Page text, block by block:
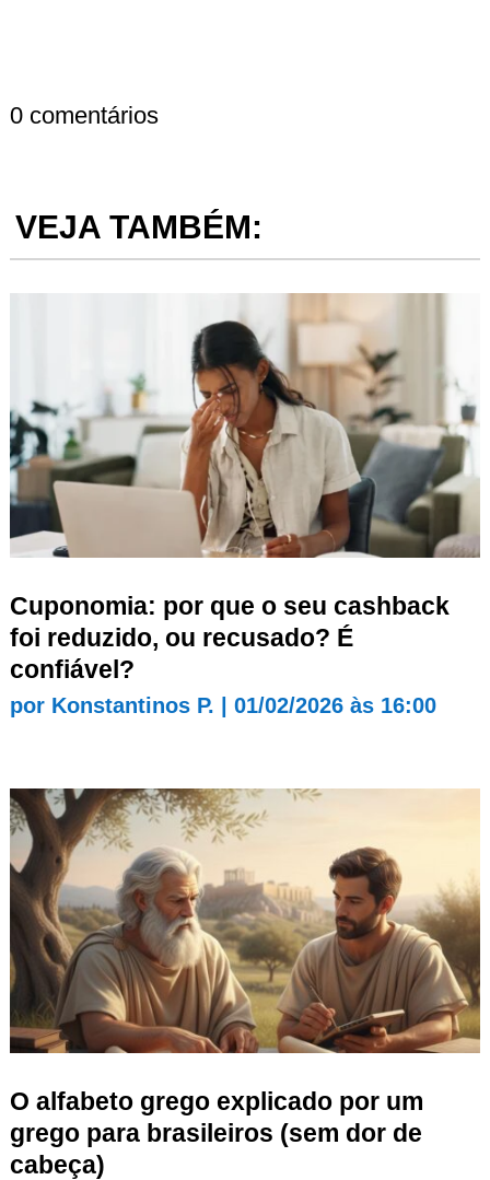
0 comentários
VEJA TAMBÉM:
Cuponomia: por que o seu cashback
foi reduzido, ou recusado? É
confiável?
por Konstantinos P. 01/02/2026 às 16:00
O alfabeto grego explicado por um
grego para brasileiros (sem dor de
cabeça)